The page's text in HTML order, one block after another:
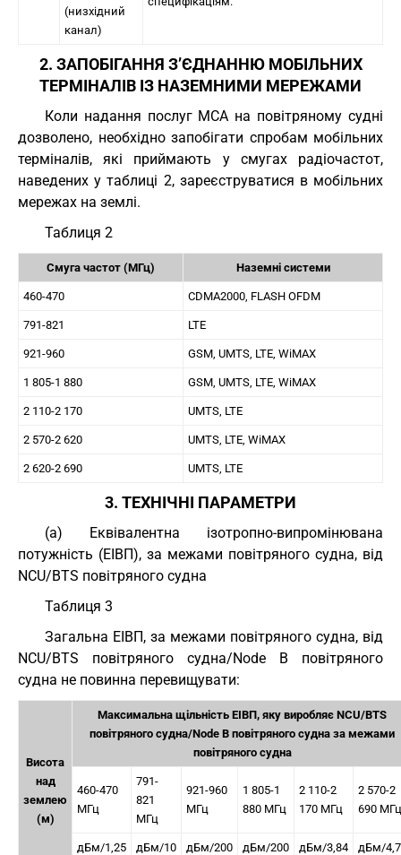
(низхідний
канал)
2. ЗАПОБІГАННЯ З’ЄДНАННЮ МОБІЛЬНИХ
ТЕРМІНАЛІВ ІЗ НАЗЕМНИМИ МЕРЕЖАМИ
Коли надання послуг MCA на повітряному судні
дозволено, необхідно запобігати спробам мобільних
терміналів, які приймають у смугах радіочастот,
наведених у таблиці 2, зареєструватися в мобільних
мережах на землі.
Таблиця 2
Смуга частот (МГц) Наземні системи
460-470 CDMA2000, FLASH OFDM
791-821 LTE
921-960 GSM, UMTS, LTE, WiMAX
1 805-1 880 GSM, UMTS, LTE, WiMAX
2 110-2 170 UMTS, LTE
2 570-2 620 UMTS, LTE, WiMAX
2 620-2 690 UMTS, LTE
3. ТЕХНІЧНІ ПАРАМЕТРИ
(a) Еквівалентна ізотропно-випромінювана
потужність (ЕІВП), за межами повітряного судна, від
NCU/BTS повітряного судна
Таблиця 3
Загальна ЕІВП, за межами повітряного судна, від
NCU/BTS повітряного судна/Node B повітряного
судна не повинна перевищувати:
Висота
над
землею
(м)
Максимальна щільність ЕІВП, яку виробляє NCU/BTS
повітряного судна/Node B повітряного судна за межами
повітряного судна
460-470
МГц
791-
821
МГц
921-960
МГц
1 805-1
880 МГц
2 110-2
170 МГц
2 570-2
690 МГц
дБм/1,25
дБм/10
дБм/200
дБм/200
дБм/3,84
дБм/